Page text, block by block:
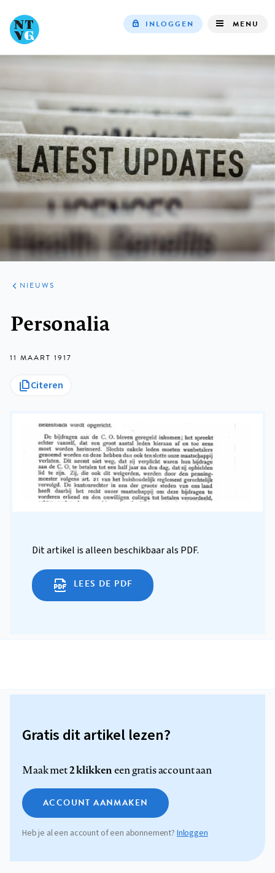
navigation
INLOGGEN MENU
ARTIKELEN
HET
KORT
NIEUWS
Personalia
11 MAART 1917
Citeren
Dit artikel is alleen beschikbaar als PDF.
LEES DE PDF
Gratis dit artikel lezen?
Maak met2 klikkeneen gratis account aan
ACCOUNT AANMAKEN
Heb je al een account of een abonnement? Inloggen